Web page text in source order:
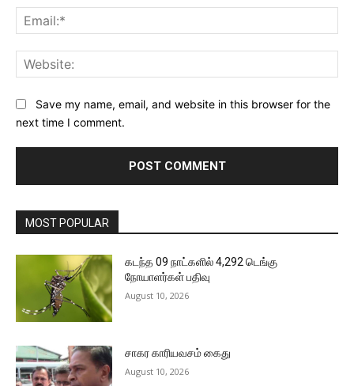
Save my name, email, and website in this browser for the
next time I comment.
MOST POPULAR
கடந்த 09 நாட்களில் 4,292 டெங்கு
நோயாளர்கள் பதிவு
August 10, 2026
சாகர காரியவசம் கைது
August 10, 2026